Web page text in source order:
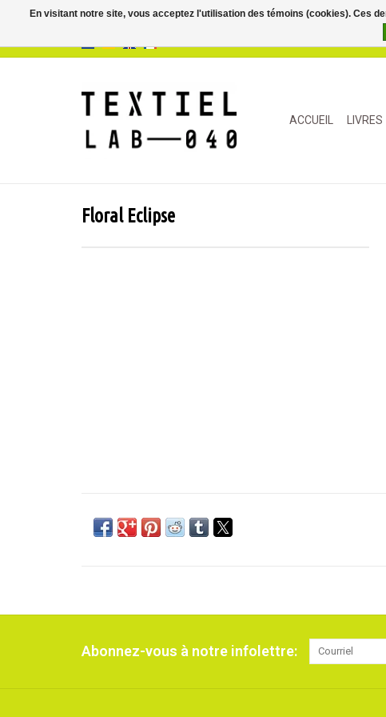
ACCUEIL LIVRES
Floral Eclipse
Abonnez-vous à notre infolettre:
En visitant notre site, vous acceptez l'utilisation des témoins (cookies). Ces